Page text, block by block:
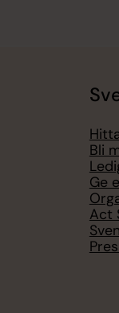
Bli
Ge
Act